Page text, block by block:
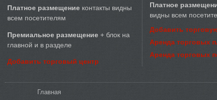
Платное размещение контакты видны
всем посетителям
Премиальное размещение + блок на
главной и в разделе
Добавить торговый центр
Платное
видны всем
Добавить
Аренда торговых
Аренда торговых
Главная